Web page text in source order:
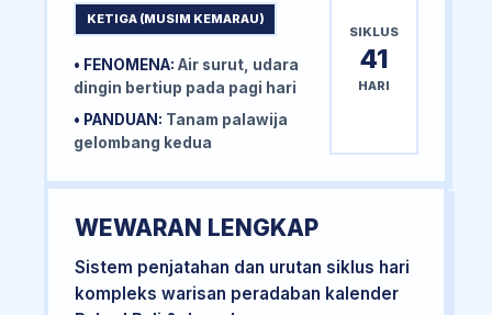
KETIGA (MUSIM KEMARAU)
• FENOMENA: Air surut, udara
dingin bertiup pada pagi hari
• PANDUAN: Tanam palawija
gelombang kedua
SIKLUS
41
HARI
WEWARAN LENGKAP
Sistem penjatahan dan urutan siklus hari
kompleks warisan peradaban kalender